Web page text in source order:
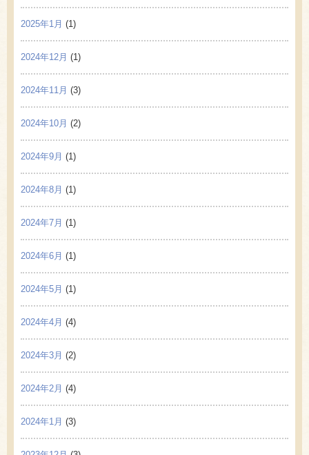
2025年1月 (1)
2024年12月 (1)
2024年11月 (3)
2024年10月 (2)
2024年9月 (1)
2024年8月 (1)
2024年7月 (1)
2024年6月 (1)
2024年5月 (1)
2024年4月 (4)
2024年3月 (2)
2024年2月 (4)
2024年1月 (3)